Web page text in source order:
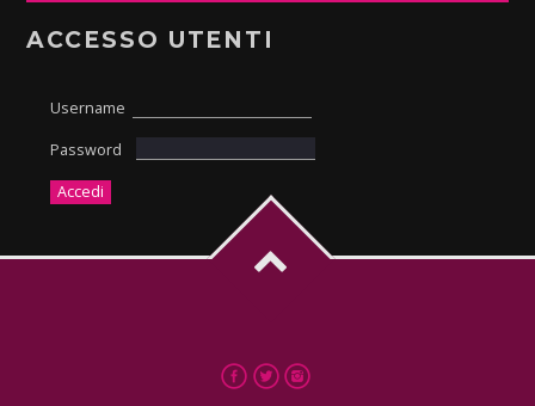
ACCESSO UTENTI
Username
Password